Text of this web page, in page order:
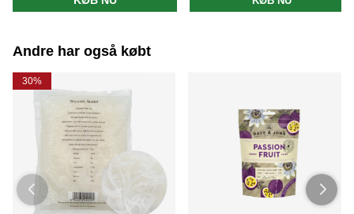
Andre har også købt
30%